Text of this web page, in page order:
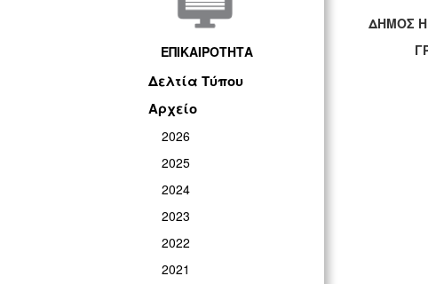
ΕΠΙΚΑΙΡΟΤΗΤΑ
Δελτία Τύπου
Αρχείο
2026
2025
2024
2023
2022
2021
ΔΗΜΟΣ